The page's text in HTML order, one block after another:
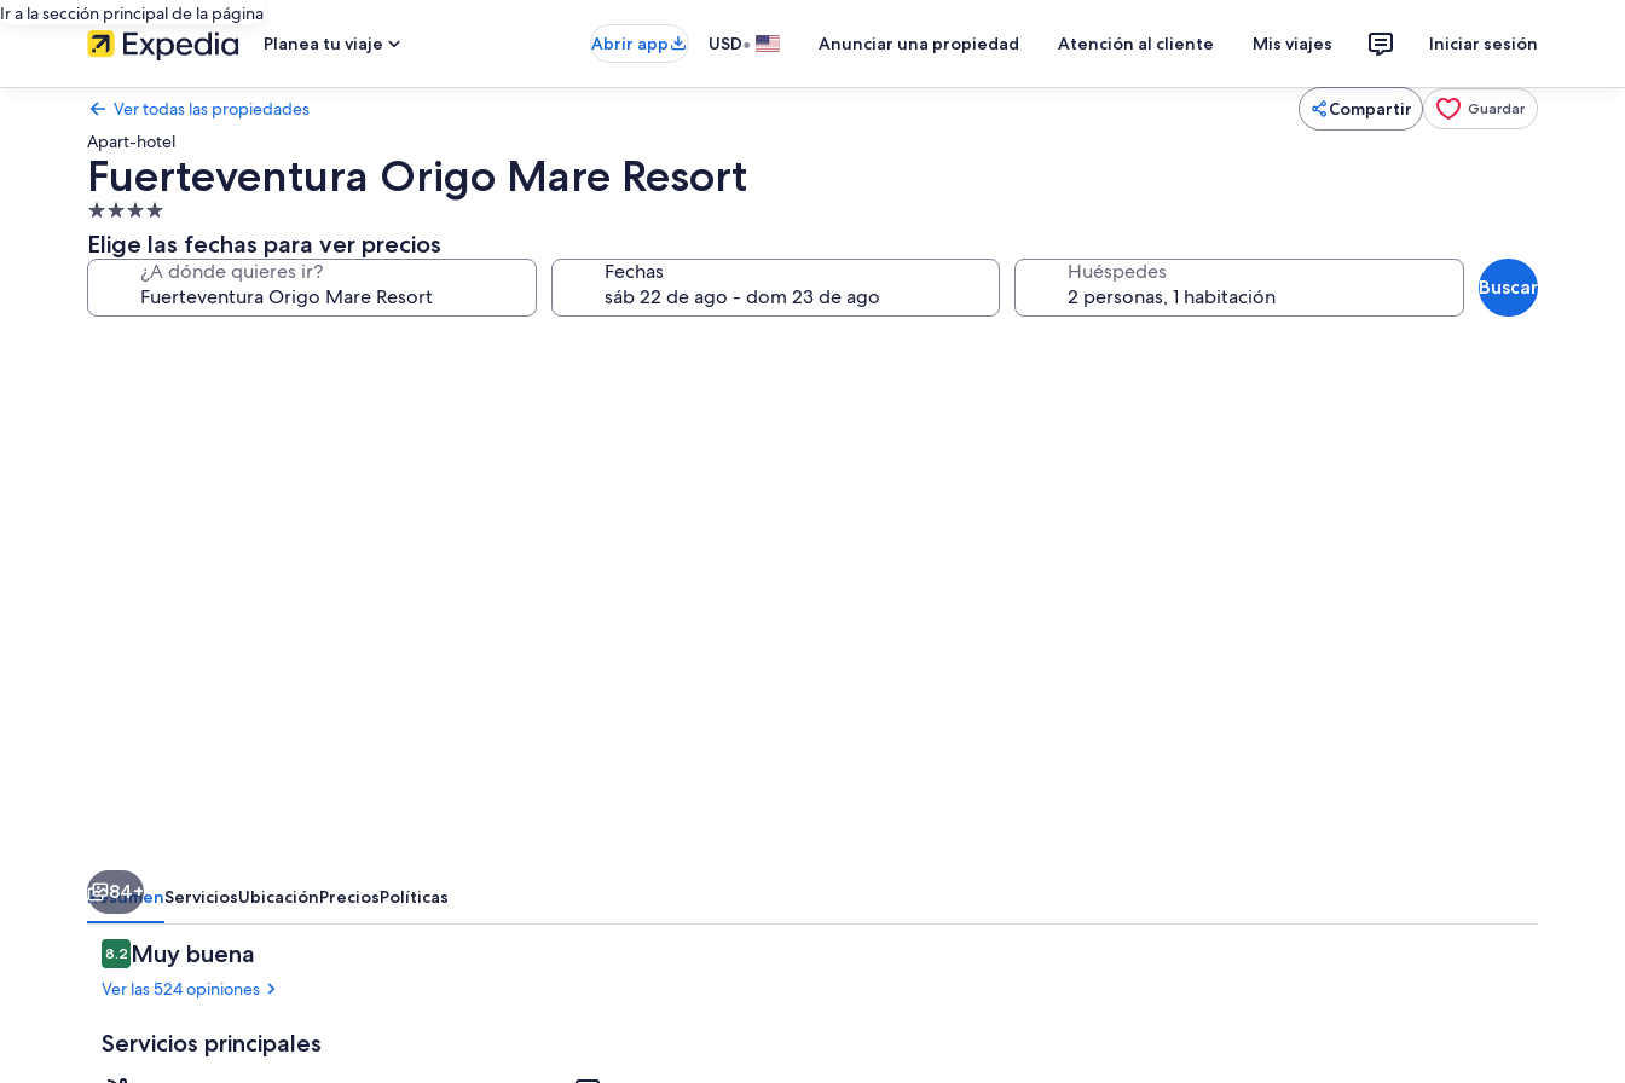
Ir a la sección principal de la página
Planea tu viaje
Abrir app USD• Anunciar una propiedad Atención al cliente Mis viajes Iniciar sesión
Ver todas las propiedades Compartir Guardar
Apart-hotel
Fuerteventura Origo Mare Resort
Propiedad
de
4.0
estrellas
Elige las fechas para ver precios
¿A dónde quieres ir? Fechas Huéspedes
Buscar
84+
ResumenServiciosUbicaciónPreciosPolíticas
Opiniones
8.28.2 de 10,
Muy buena
Ver las 524 opiniones
Servicios principales